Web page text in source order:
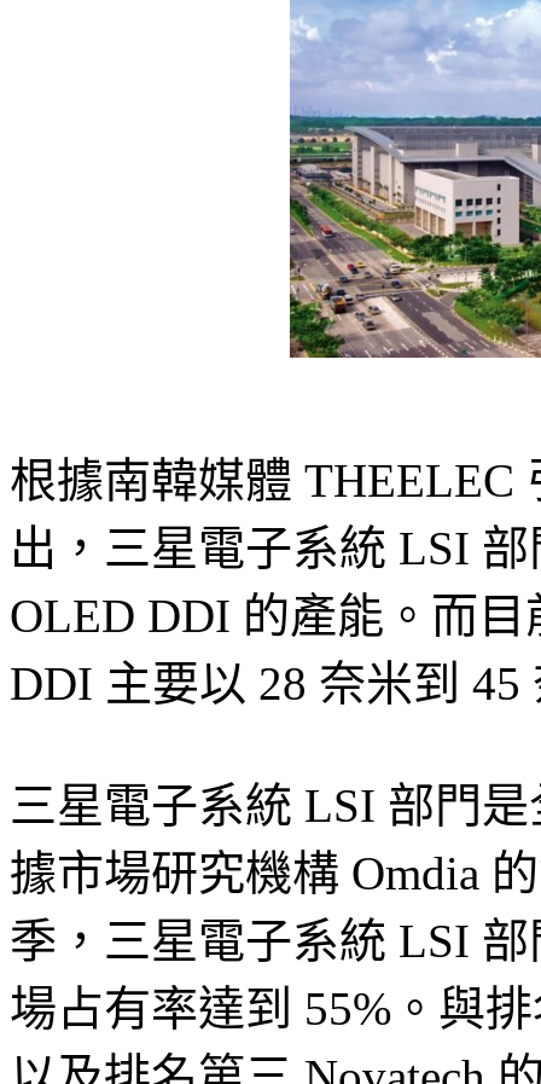
根據南韓媒體 THEELEC
出，三星電子系統 LSI
OLED DDI 的產能。而
DDI 主要以 28 奈米到
三星電子系統 LSI 部門
據市場研究機構 Omdia
季，三星電子系統 LSI
場占有率達到 55%。與